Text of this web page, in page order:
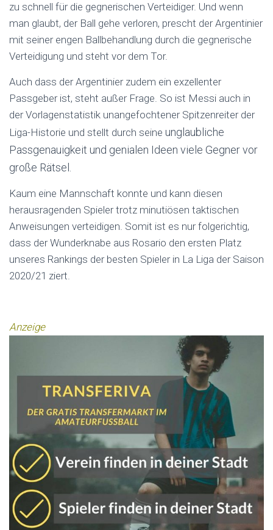
zu schnell für die gegnerischen Verteidiger. Und wenn
man glaubt, der Ball gehe verloren, prescht der Argentinier
mit seiner engen Ballbehandlung durch die gegnerische
Verteidigung und steht vor dem Tor.
Auch dass der Argentinier zudem ein exzellenter
Passgeber ist, steht außer Frage. So ist Messi auch in
der Vorlagenstatistik unangefochtener Spitzenreiter der
Liga-Historie und stellt durch seine unglaubliche
Passgenauigkeit und genialen Ideen viele Gegner vor
große Rätsel.
Kaum eine Mannschaft konnte und kann diesen
herausragenden Spieler trotz minutiösen taktischen
Anweisungen verteidigen. Somit ist es nur folgerichtig,
dass der Wunderknabe aus Rosario den ersten Platz
unseres Rankings der besten Spieler in La Liga der Saison
2020/21 ziert.
Anzeige